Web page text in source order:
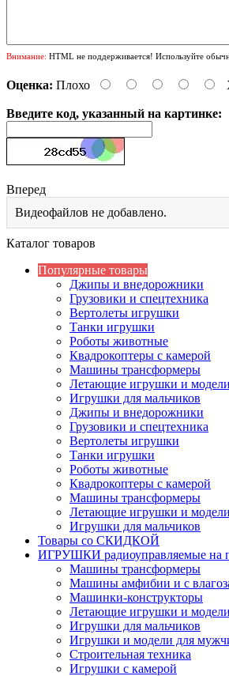
Внимание: HTML не поддерживается! Используйте
Оценка: Плохо
Введите код, указанный на картинке:
Вперед
Видеофайлов не добавлено.
Каталог товаров
Популярные товары
Джипы и внедорожники
Грузовики и спецтехника
Вертолеты игрушки
Танки игрушки
Роботы животные
Квадрокоптеры с камерой
Машины трансформеры
Летающие игрушки и модели
Игрушки для мальчиков
Джипы и внедорожники
Грузовики и спецтехника
Вертолеты игрушки
Танки игрушки
Роботы животные
Квадрокоптеры с камерой
Машины трансформеры
Летающие игрушки и модели
Игрушки для мальчиков
Товары со СКИДКОЙ
ИГРУШКИ радиоуправляемые на
Машины трансформеры
Машины амфибии и с
Машинки-конструкторы
Летающие игрушки и модели
Игрушки для мальчиков
Игрушки и модели для
Строительная техника
Игрушки с камерой